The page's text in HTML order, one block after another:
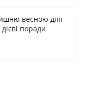
весною для
поради